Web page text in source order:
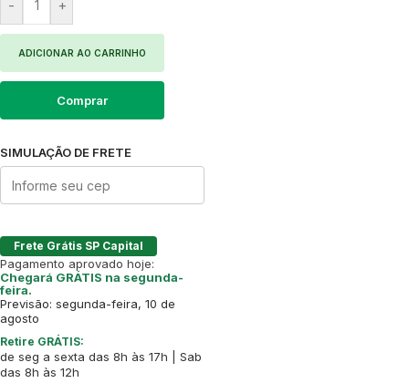
- +
ADICIONAR AO CARRINHO
Comprar
SIMULAÇÃO DE FRETE
Frete Grátis SP Capital
Pagamento aprovado hoje:
Chegará GRÁTIS na segunda-
feira.
Previsão: segunda-feira, 10 de
agosto
Retire GRÁTIS:
de seg a sexta das 8h às 17h | Sab
das 8h às 12h